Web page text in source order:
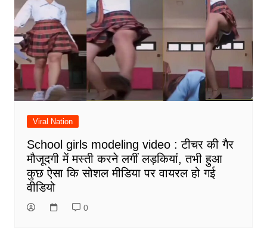
Viral Nation
School girls modeling video : टीचर की गैर
मौजूदगी में मस्ती करने लगीं लड़कियां, तभी हुआ
कुछ ऐसा कि सोशल मीडिया पर वायरल हो गई
वीडियो
0